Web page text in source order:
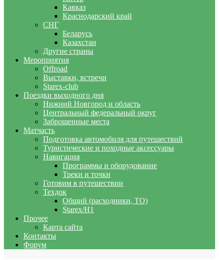
Кавказ
Краснодарский край
СНГ
Беларусь
Казахстан
Другие страны
Мероприятия
Offroad
Выставки, встречи
Starex-club
Поездки выходного дня
Нижний Новгород и область
Центральный федеральный округ
Заброшенные места
Матчасть
Подготовка автомобиля для путешествий
Туристические и походные аксессуары
Навигация
Программы и оборудование
Треки и точки
Готовим в путешествии
Техдок
Общий (расходники, ТО)
Starex/H1
Прочее
Карта сайта
Контакты
Форум